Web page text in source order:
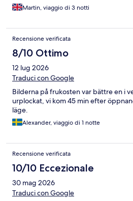
Martin, viaggio di 3 notti
Recensione verificata
8/10 Ottimo
12 lug 2026
Traduci con Google
Bilderna på frukosten var bättre en i
urplockat, vi kom 45 min efter
läge.
Alexander, viaggio di 1 notte
Recensione verificata
10/10 Eccezionale
30 mag 2026
Traduci con Google